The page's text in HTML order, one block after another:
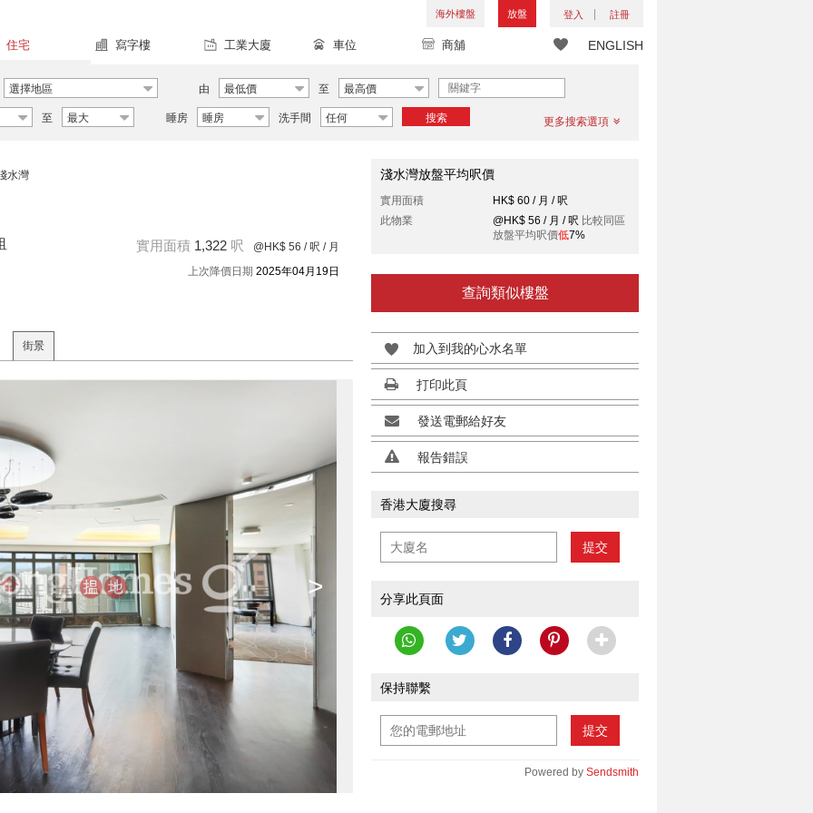
海外樓盤 放盤 登入 註冊
ENGLISH
住宅 寫字樓 工業大廈 車位 商舖
選擇地區 由 最低價 至 最高價
至 最大 睡房 睡房 洗手間 任何 搜索 更多搜索選項
水灣
實用面積 1,322 呎 @HK$ 56 / 呎 / 月
上次降價日期 2025年04月19日
街景
>
淺水灣放盤平均呎價
實用面積
HK$ 60 / 月 / 呎
此物業
@HK$ 56 / 月 / 呎 比較同區
放盤平均呎價低7%
查詢類似樓盤
加入到我的心水名單
打印此頁
發送電郵給好友
報告錯誤
香港大廈搜尋
提交
分享此頁面
保持聯繫
提交
Powered by Sendsmith